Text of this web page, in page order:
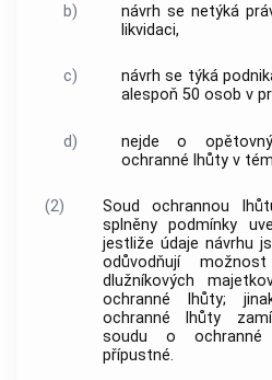
b)
návrh se netýká
likvidaci,
c)
návrh se týká
alespoň 50 osob v
d)
nejde o
ochranné lhůty v
(2)
Soud ochrannou
splněny podmínky
jestliže údaje návrhu
odůvodňují
dlužníkových
ochranné lhůty;
ochranné lhůty
soudu o
přípustné.